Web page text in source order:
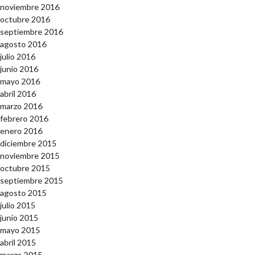
noviembre 2016
octubre 2016
septiembre 2016
agosto 2016
julio 2016
junio 2016
mayo 2016
abril 2016
marzo 2016
febrero 2016
enero 2016
diciembre 2015
noviembre 2015
octubre 2015
septiembre 2015
agosto 2015
julio 2015
junio 2015
mayo 2015
abril 2015